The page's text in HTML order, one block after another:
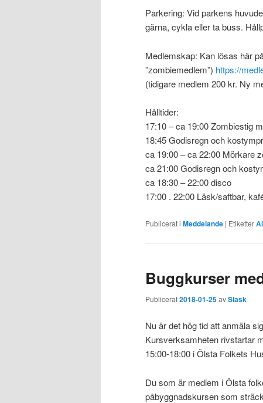
Parkering: Vid parkens
gärna, cykla eller ta buss.
Medlemskap: Kan lösas här
”zombiemedlem”) https://
(tidigare medlem 200 kr. Ny
Hålltider:
17:10 – ca 19:00 Zombiestig
18:45 Godisregn och
ca 19:00 – ca 22:00 Mörkare
ca 21:00 Godisregn och
ca 18:30 – 22:00 disco
17:00 . 22:00 Läsk/saftbar,
Publicerat i Meddelande | Etiketter
Buggkurser
Publicerat2018-01-25avSlask
Nu är det hög tid att anmäla
Kursverksamheten rivstartar
15:00-18:00 i Ölsta Folkets
Du som är medlem i Ölsta
påbyggnadskursen som